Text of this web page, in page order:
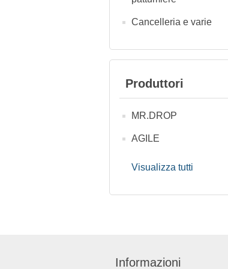
Cancelleria e varie
Produttori
MR.DROP
AGILE
Visualizza tutti
Informazioni